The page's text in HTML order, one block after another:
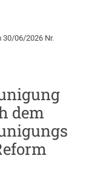
30/06/2026 Nr.
dem